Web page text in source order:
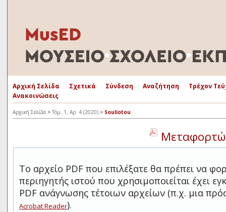
Αρχική Σελίδα Σχετικά Σύνδεση Αναζήτηση
Τρέχον
Ανακοινώσεις
Αρχική Σελίδα > Τόμ. 1, Αρ. 4 (2020) > Souliotou
Το αρχείο PDF που επιλέξατε θα πρέπει να
περιηγητής ιστού που χρησιμοποιείται έχει
PDF ανάγνωσης τέτοιων αρχείων (π.χ. μια
Acrobat Reader).